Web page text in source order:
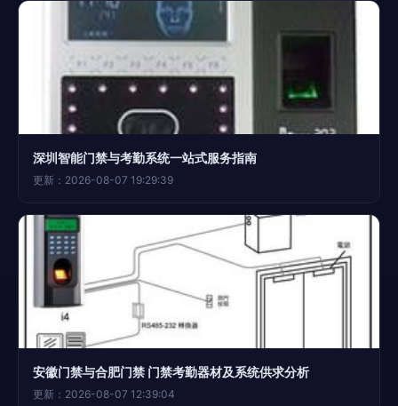
深圳智能门禁与考勤系统一站式服务指南
更新：2026-08-07 19:29:39
安徽门禁与合肥门禁 门禁考勤器材及系统供求分析
更新：2026-08-07 12:39:04